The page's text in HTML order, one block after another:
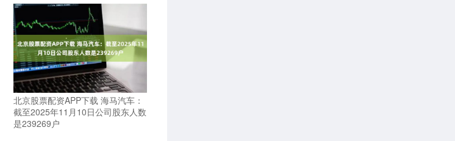
北京股票配资APP下载 海马汽车：
截至2025年11月10日公司股东人数
是239269户